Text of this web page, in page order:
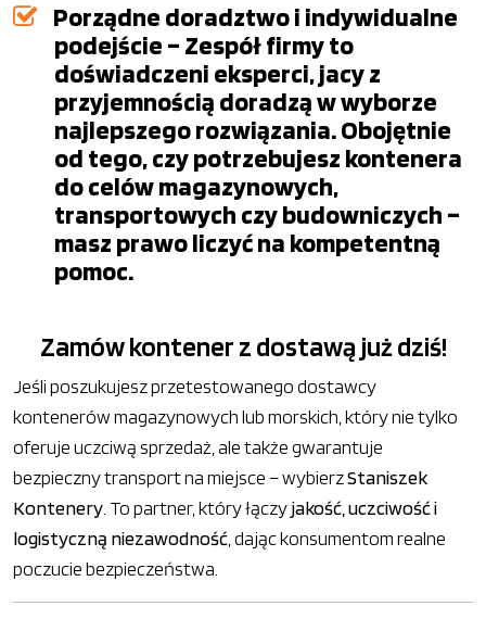
Porządne doradztwo i indywidualne
podejście – Zespół firmy to
doświadczeni eksperci, jacy z
przyjemnością doradzą w wyborze
najlepszego rozwiązania. Obojętnie
od tego, czy potrzebujesz kontenera
do celów magazynowych,
transportowych czy budowniczych –
masz prawo liczyć na kompetentną
pomoc.
Zamów kontener z dostawą już dziś!
Jeśli poszukujesz przetestowanego dostawcy
kontenerów magazynowych lub morskich, który nie tylko
oferuje uczciwą sprzedaż, ale także gwarantuje
bezpieczny transport na miejsce – wybierzStaniszek
Kontenery. To partner, który łączyjakość, uczciwość i
logistyczną niezawodność, dając konsumentom realne
poczucie bezpieczeństwa.